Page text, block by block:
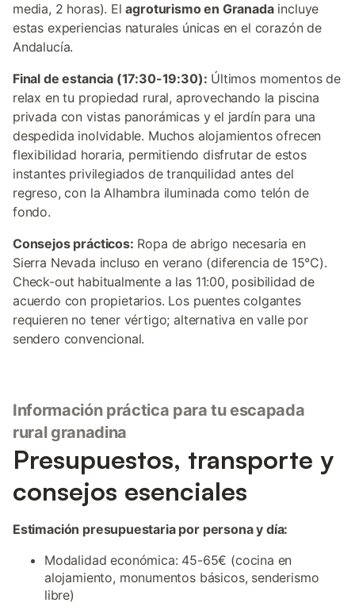
media, 2 horas). Elagroturismo en Granadaincluye
estas experiencias naturales únicas en el corazón de
Andalucía.
Final de estancia (17:30-19:30): Últimos momentos de
relax en tu propiedad rural, aprovechando la piscina
privada con vistas panorámicas y el jardín para una
despedida inolvidable. Muchos alojamientos ofrecen
flexibilidad horaria, permitiendo disfrutar de estos
instantes privilegiados de tranquilidad antes del
regreso, con la Alhambra iluminada como telón de
fondo.
Consejos prácticos: Ropa de abrigo necesaria en
Sierra Nevada incluso en verano (diferencia de 15°C).
Check-out habitualmente a las 11:00, posibilidad de
acuerdo con propietarios. Los puentes colgantes
requieren no tener vértigo; alternativa en valle por
sendero convencional.
Información práctica para tu escapada
rural granadina
Presupuestos, transporte y
consejos esenciales
Estimación presupuestaria por persona y día:
Modalidad económica: 45-65€ (cocina en
alojamiento, monumentos básicos, senderismo
libre)